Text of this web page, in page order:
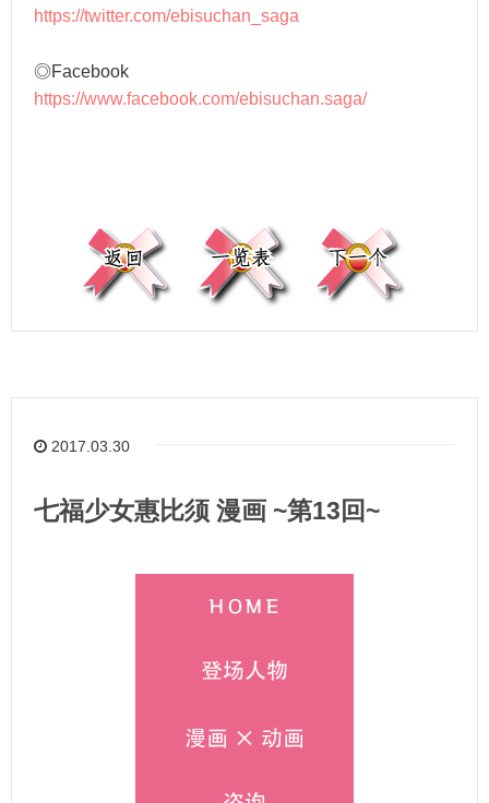
https://twitter.com/ebisuchan_saga
◎Facebook
https://www.facebook.com/ebisuchan.saga/
2017.03.30
七福少女惠比须 漫画 ~第13回~